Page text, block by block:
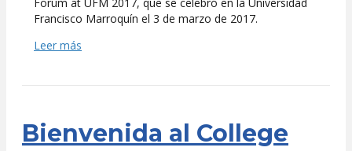
Forum at UFM 2017, que se celebró en la Universidad
Francisco Marroquín el 3 de marzo de 2017.
Leer más
Bienvenida al College